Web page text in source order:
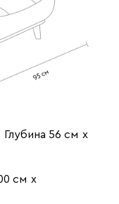
910
Глубина 56 см х
см х